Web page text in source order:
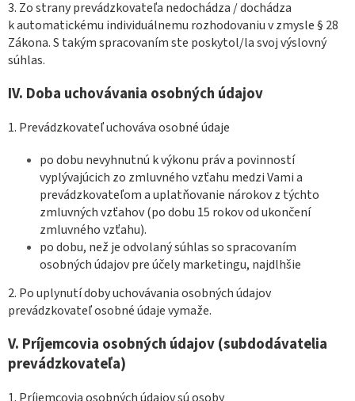
3. Zo strany prevádzkovateľa nedochádza / dochádza
k automatickému individuálnemu rozhodovaniu v zmysle § 28
Zákona. S takým spracovaním ste poskytol/la svoj výslovný
súhlas.
IV. Doba uchovávania osobných údajov
1. Prevádzkovateľ uchováva osobné údaje
po dobu nevyhnutnú k výkonu práv a povinností
vyplývajúcich zo zmluvného vzťahu medzi Vami a
prevádzkovateľom a uplatňovanie nárokov z týchto
zmluvných vzťahov (po dobu 15 rokov od ukončení
zmluvného vzťahu).
po dobu, než je odvolaný súhlas so spracovaním
osobných údajov pre účely marketingu, najdlhšie
2. Po uplynutí doby uchovávania osobných údajov
prevádzkovateľ osobné údaje vymaže.
V. Príjemcovia osobných údajov (subdodávatelia
prevádzkovateľa)